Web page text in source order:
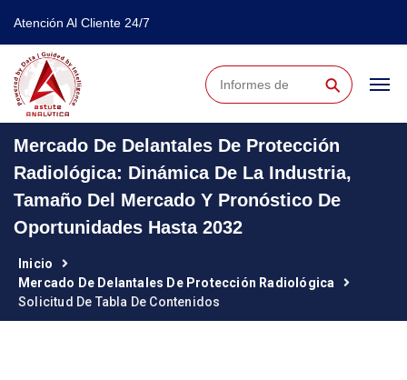
Atención Al Cliente 24/7
⚲
Mercado De Delantales De Protección
Radiológica: Dinámica De La Industria,
Tamaño Del Mercado Y Pronóstico De
Oportunidades Hasta 2032
Inicio
Mercado De Delantales De Protección Radiológica
Solicitud De Tabla De Contenidos